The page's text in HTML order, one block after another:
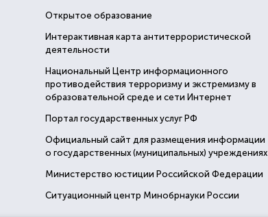
Открытое образование
Интерактивная карта антитеррористической
деятельности
Национальный Центр информационного
противодействия терроризму и экстремизму в
образовательной среде и сети Интернет
Портал государственных услуг РФ
Официальный сайт для размещения информации
о государственных (муниципальных) учреждениях
Министерство юстиции Российской Федерации
Ситуационный центр Минобрнауки России